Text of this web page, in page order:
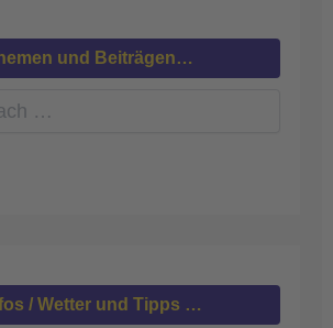
und Beiträgen…
/ Wetter und Tipps …